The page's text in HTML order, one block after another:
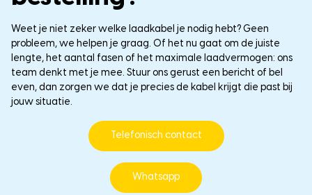
Weet je niet zeker welke laadkabel je nodig hebt? Geen
probleem, we helpen je graag. Of het nu gaat om de juiste
lengte, het aantal fasen of het maximale laadvermogen: ons
team denkt met je mee. Stuur ons gerust een bericht of bel
even, dan zorgen we dat je precies de kabel krijgt die past bij
jouw situatie.
Telefonisch contact
Whatsapp